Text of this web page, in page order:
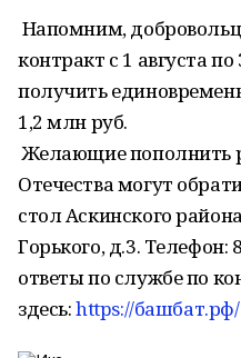
Напомним,
контракт с 1 августа
получить
1,2 млн руб.
Желающие пополнить
Отечества могут
стол Аскинского
Горького, д.3. Телефон:
ответы по службе по
здесь:https://башбат.рф/